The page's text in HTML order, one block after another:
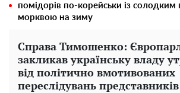
помідорів по-корейськи із солодким
морквою на зиму
Справа Тимошенко:
закликав українську владу
від політично вмотивованих
переслідувань